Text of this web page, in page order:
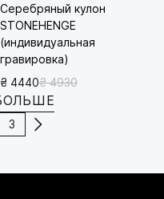
Серебряный кулон
STONEHENGE
(индивидуальная
гравировка)
₴ 4440₴ 4930
3